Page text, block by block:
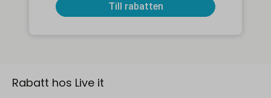
Till rabatten
Rabatt hos Live it